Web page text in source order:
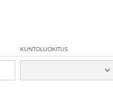
KUNTOLUOKITUS